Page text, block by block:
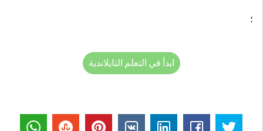
؛
ابدأ في التعلم التايلاندية